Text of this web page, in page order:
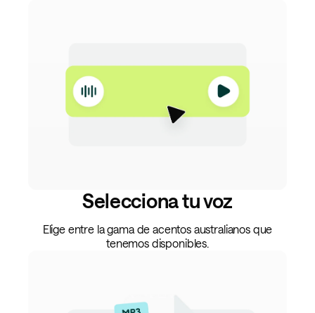
Selecciona tu voz
Elige entre la gama de acentos australianos que
tenemos disponibles.